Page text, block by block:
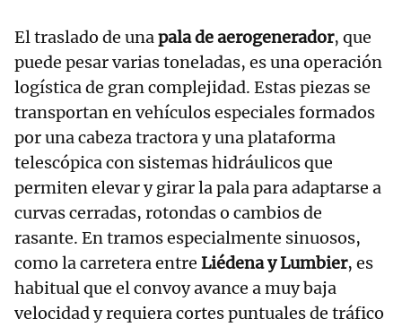
El traslado de unapala de aerogenerador, que
puede pesar varias toneladas, es una operación
logística de gran complejidad. Estas piezas se
transportan en vehículos especiales formados
por una cabeza tractora y una plataforma
telescópica con sistemas hidráulicos que
permiten elevar y girar la pala para adaptarse a
curvas cerradas, rotondas o cambios de
rasante. En tramos especialmente sinuosos,
como la carretera entre Liédena y Lumbier, es
habitual que el convoy avance a muy baja
velocidad y requiera cortes puntuales de tráfico